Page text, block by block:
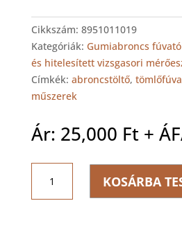
Cikkszám: 8951011019
Kategóriák: Gumiabroncs
és hitelesített vizsgasori
Címkék: abroncstöltő,
műszerek
Ár: 25,000 Ft +
RF02G
Tömlőfúvató
KOSÁRBA